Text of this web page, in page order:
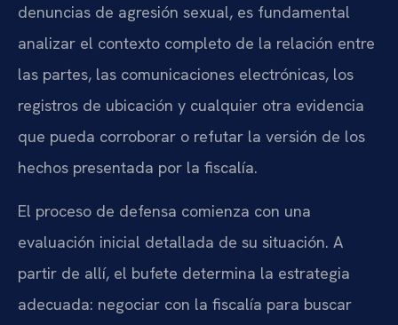
denuncias de agresión sexual, es fundamental
analizar el contexto completo de la relación entre
las partes, las comunicaciones electrónicas, los
registros de ubicación y cualquier otra evidencia
que pueda corroborar o refutar la versión de los
hechos presentada por la fiscalía.
El proceso de defensa comienza con una
evaluación inicial detallada de su situación. A
partir de allí, el bufete determina la estrategia
adecuada: negociar con la fiscalía para buscar